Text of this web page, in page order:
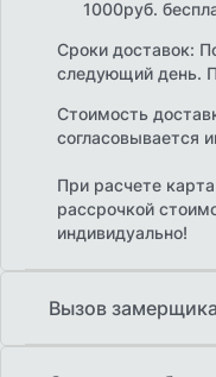
1000руб.
Сроки доставок:
следующий день.
Стоимость
согласовывается
При расчете
рассрочкой
индивидуально!
Вызов замерщика